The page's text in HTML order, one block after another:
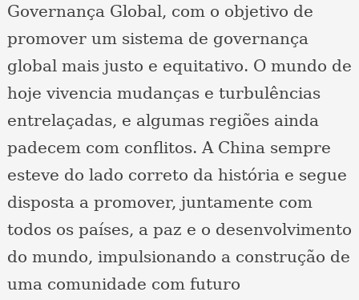
Governança Global, com o objetivo de
promover um sistema de governança
global mais justo e equitativo. O mundo de
hoje vivencia mudanças e turbulências
entrelaçadas, e algumas regiões ainda
padecem com conflitos. A China sempre
esteve do lado correto da história e segue
disposta a promover, juntamente com
todos os países, a paz e o desenvolvimento
do mundo, impulsionando a construção de
uma comunidade com futuro